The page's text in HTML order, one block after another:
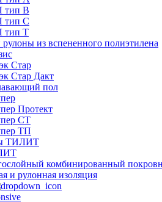
B
C
T
из вспененного полиэтилена
Стар
Стар Дакт
пол
Протект
СТ
ТП
ТИЛИТ
комбинированный
и рулонная изоляция